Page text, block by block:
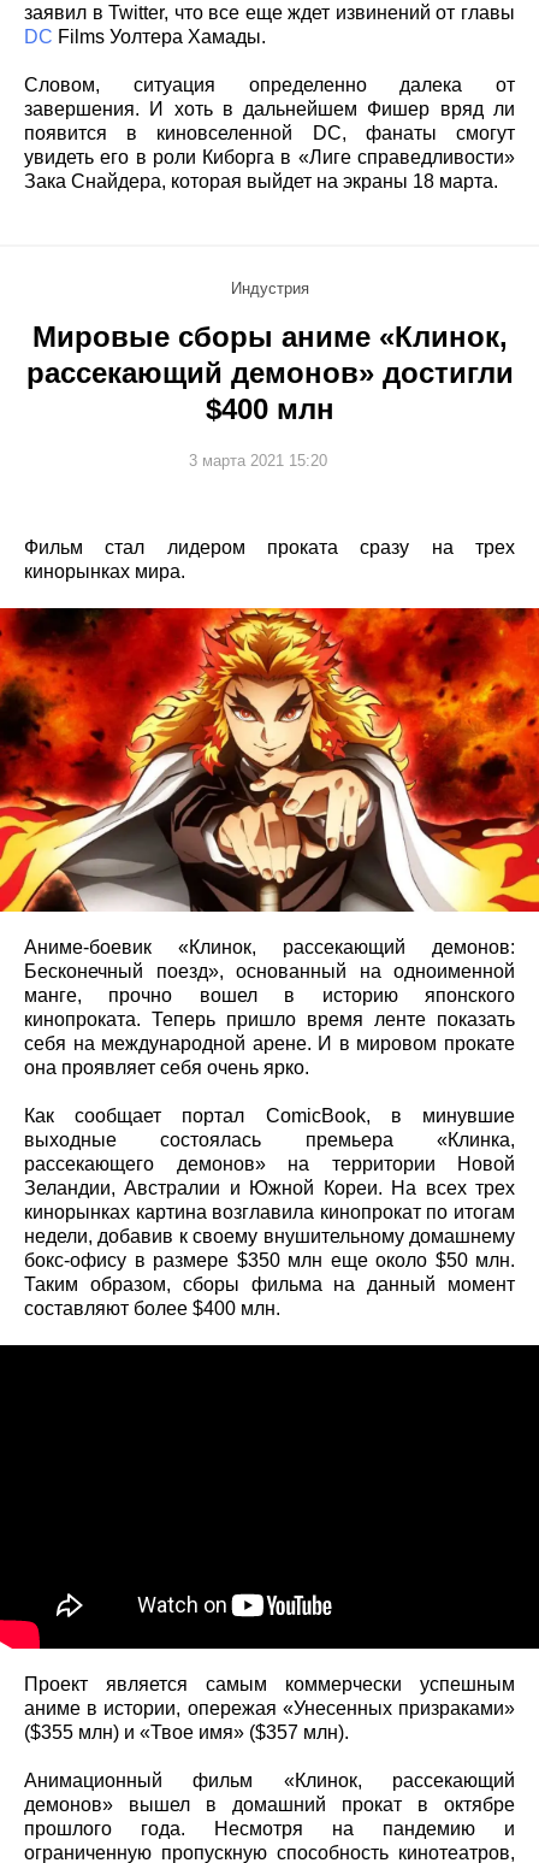
заявил в Twitter, что все еще ждет извинений от главы
DC Films Уолтера Хамады.
Словом, ситуация определенно далека от
завершения. И хоть в дальнейшем Фишер вряд ли
появится в киновселенной DC, фанаты смогут
увидеть его в роли Киборга в «Лиге справедливости»
Зака Снайдера, которая выйдет на экраны 18 марта.
Индустрия
Мировые сборы аниме «Клинок,
рассекающий демонов» достигли
$400 млн
3 марта 2021 15:20
Фильм стал лидером проката сразу на трех
кинорынках мира.
Аниме-боевик «Клинок, рассекающий демонов:
Бесконечный поезд», основанный на одноименной
манге, прочно вошел в историю японского
кинопроката. Теперь пришло время ленте показать
себя на международной арене. И в мировом прокате
она проявляет себя очень ярко.
Как сообщает портал ComicBook, в минувшие
выходные состоялась премьера «Клинка,
рассекающего демонов» на территории Новой
Зеландии, Австралии и Южной Кореи. На всех трех
кинорынках картина возглавила кинопрокат по итогам
недели, добавив к своему внушительному домашнему
бокс-офису в размере $350 млн еще около $50 млн.
Таким образом, сборы фильма на данный момент
составляют более $400 млн.
Проект является самым коммерчески успешным
аниме в истории, опережая «Унесенных призраками»
($355 млн) и «Твое имя» ($357 млн).
Анимационный фильм «Клинок, рассекающий
демонов» вышел в домашний прокат в октябре
прошлого года. Несмотря на пандемию и
ограниченную пропускную способность кинотеатров,